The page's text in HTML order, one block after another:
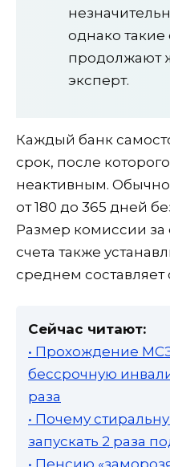
однако
продолжают
эксперт.
Каждый банк
срок, после
неактивным.
от 180 до 365 дней
Размер комиссии за
счета также
среднем составляет
Сейчас читают:
• Прохождение
бессрочную
раза
• Почему
запускать 2 раза